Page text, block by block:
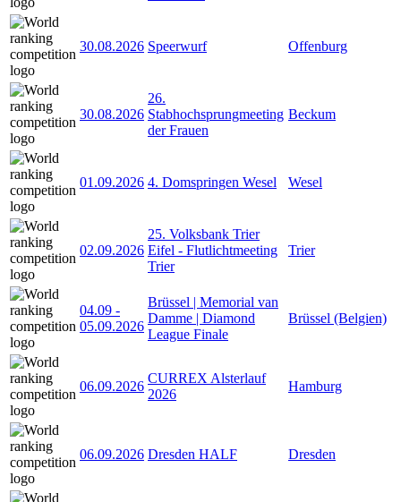
30.08.2026 Speerwurf Offenburg
30.08.2026
26.
Stabhochsprungmeeting
der Frauen
Beckum
01.09.2026 4. Domspringen Wesel Wesel
02.09.2026
25. Volksbank Trier
Eifel - Flutlichtmeeting
Trier
Trier
04.09 -
05.09.2026
Brüssel | Memorial van
Damme | Diamond
League Finale
Brüssel (Belgien)
06.09.2026
CURREX Alsterlauf
2026
Hamburg
06.09.2026 Dresden HALF Dresden